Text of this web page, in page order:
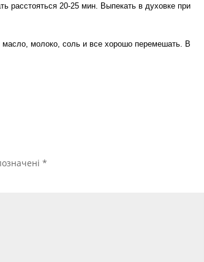
расстояться 20-25 мин. Выпекать в духовке при
масло, молоко, соль и все хорошо перемешать. В
*